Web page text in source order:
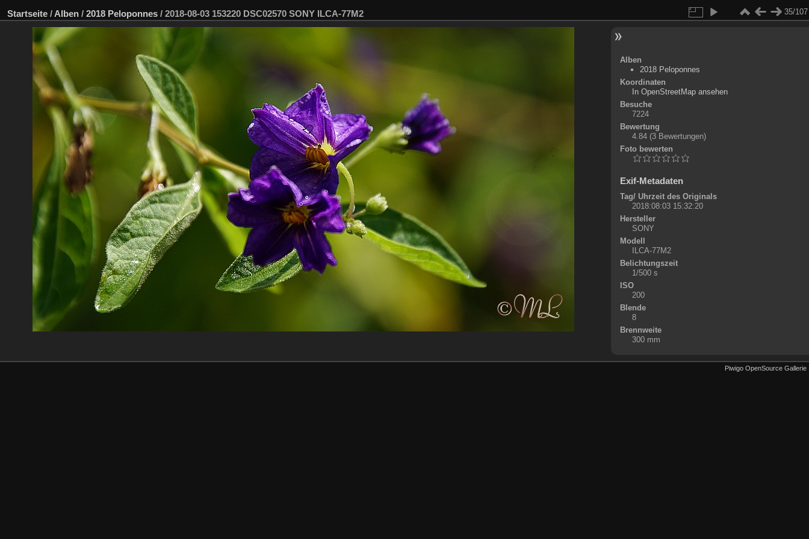
Startseite / Alben / 2018 Peloponnes / 2018-08-03 153220 DSC02570 SONY ILCA-77M2 35/107
Alben
2018 Peloponnes
Koordinaten
+
-
In OpenStreetMap ansehen
Besuche
7224
Bewertung
4.84 (3 Bewertungen)
Foto bewerten
Exif-Metadaten
Tag/ Uhrzeit des Originals
2018:08:03 15:32:20
Hersteller
SONY
Modell
ILCA-77M2
Belichtungszeit
1/500 s
ISO
200
Blende
8
Brennweite
300 mm
Piwigo OpenSource Gallerie